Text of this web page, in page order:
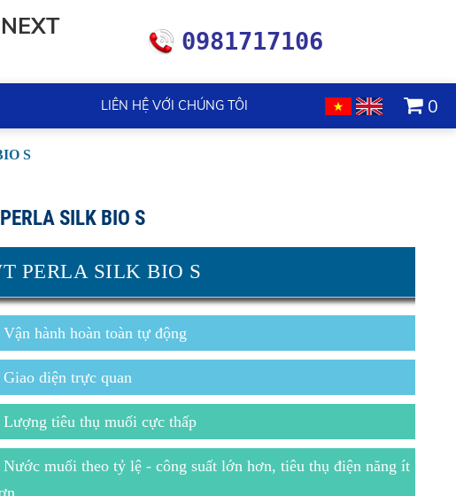
0981717106
LIÊN HỆ VỚI CHÚNG TÔI 0
S
SILK BIO S
PERLA SILK BIO S
Vận hành hoàn toàn tự động
Giao diện trực quan
Lượng tiêu thụ muối cực thấp
Nước muối theo tỷ lệ - công suất lớn hơn, tiêu thụ điện năng ít